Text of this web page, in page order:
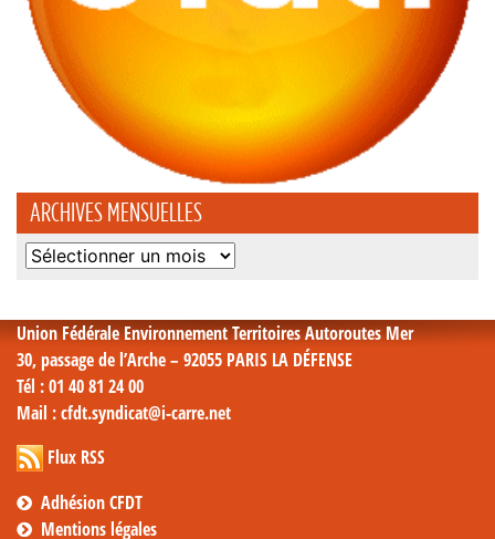
ARCHIVES MENSUELLES
Archives
Union Fédérale Environnement Territoires Autoroutes Mer
30, passage de l’Arche – 92055 PARIS LA DÉFENSE
Tél : 01 40 81 24 00
Mail : cfdt.syndicat@i-carre.net
Flux RSS
Adhésion CFDT
Mentions légales